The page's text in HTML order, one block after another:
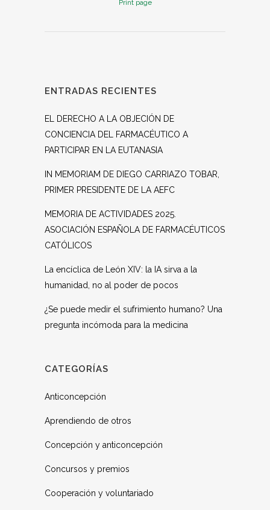
Print page
ENTRADAS RECIENTES
EL DERECHO A LA OBJECIÓN DE
CONCIENCIA DEL FARMACÉUTICO A
PARTICIPAR EN LA EUTANASIA
IN MEMORIAM DE DIEGO CARRIAZO TOBAR,
PRIMER PRESIDENTE DE LA AEFC
MEMORIA DE ACTIVIDADES 2025.
ASOCIACIÓN ESPAÑOLA DE FARMACÉUTICOS
CATÓLICOS
La encíclica de León XIV: la IA sirva a la
humanidad, no al poder de pocos
¿Se puede medir el sufrimiento humano? Una
pregunta incómoda para la medicina
CATEGORÍAS
Anticoncepción
Aprendiendo de otros
Concepción y anticoncepción
Concursos y premios
Cooperación y voluntariado